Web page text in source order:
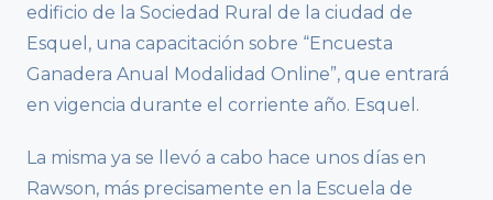
edificio de la Sociedad Rural de la ciudad de
Esquel, una capacitación sobre “Encuesta
Ganadera Anual Modalidad Online”, que entrará
en vigencia durante el corriente año. Esquel.
La misma ya se llevó a cabo hace unos días en
Rawson, más precisamente en la Escuela de